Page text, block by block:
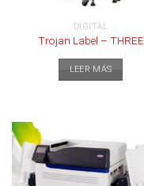
DIGITAL
Trojan Label – THREE
LEER MÁS